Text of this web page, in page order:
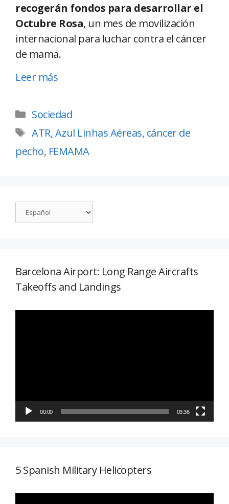
recogerán fondos para desarrollar el
Octubre Rosa, un mes de movilización
internacional para luchar contra el cáncer
de mama.
Leer más
Sociedad
ATR,Azul Linhas Aéreas, cáncer de
pecho, FEMAMA
Barcelona Airport: Long Range Aircrafts
Takeoffs and Landings
00:00 03:36
5 Spanish Military Helicopters